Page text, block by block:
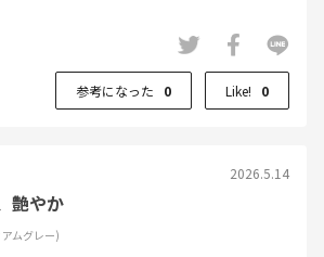
参考になった 0 Like! 0
2026.5.14
艶やか
ムグレー)